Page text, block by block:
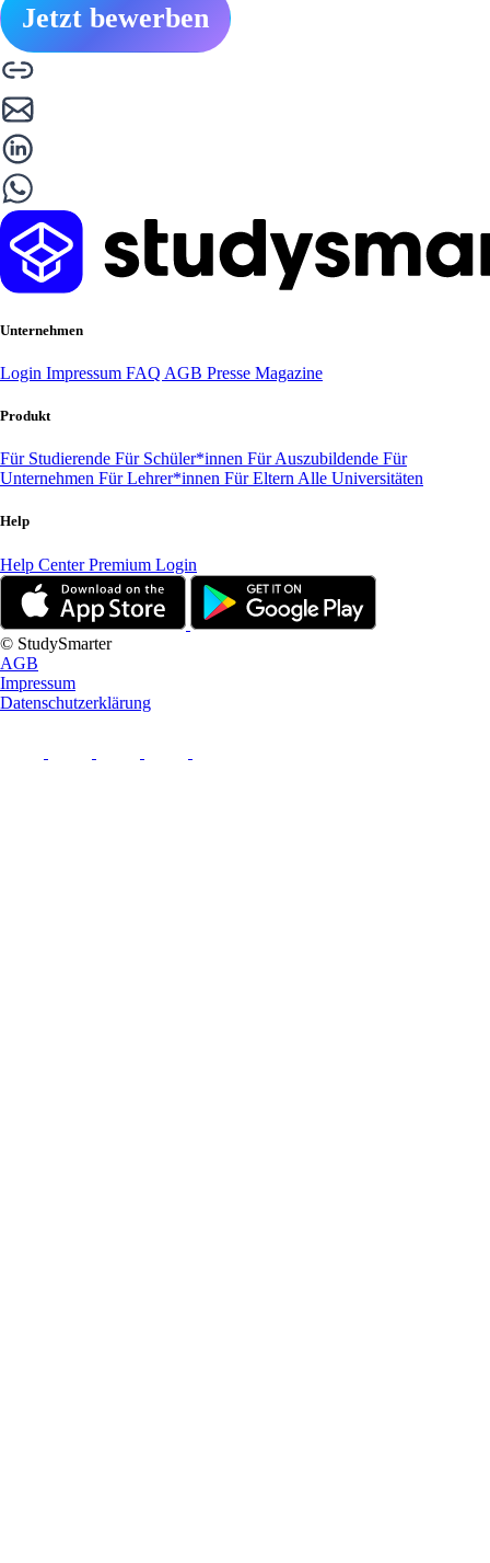
Jetzt bewerben
Unternehmen
Login Impressum FAQ AGB Presse Magazine
Produkt
Für Studierende Für Schüler*innen Für Auszubildende Für
Unternehmen Für Lehrer*innen Für Eltern Alle Universitäten
Help
Help CenterPremium Login
© StudySmarter
AGB
Impressum
Datenschutzerklärung